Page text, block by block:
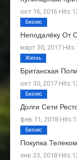
окт 16, 2016
Неподалёку От
март 30, 2017
Бизнес
Британская
окт 30, 2017
Жизнь
Долги Сети
фев 11, 2018
Бизнес
Покупка
янв 23, 2018
Бизнес